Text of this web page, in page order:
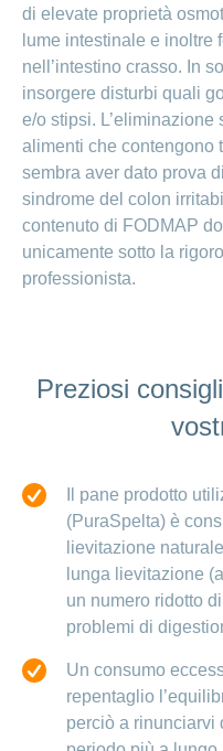
di elevate proprietà
lume intestinale e inoltre
nell’intestino crasso. In
insorgere disturbi quali
e/o stipsi.
alimenti che contengono
sembra aver dato prova
sindrome del colon
contenuto di FODMAP
unicamente sotto la
professionista.
Preziosi
Il pane prodotto
(PuraSpelta) è
lievitazione
lunga lievitazione
un numero ridotto
problemi di
Un consumo
repentaglio
perciò a rinunciarvi